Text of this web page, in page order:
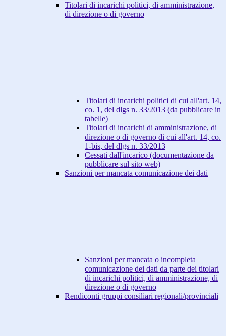
Titolari di incarichi politici, di amministrazione,
di direzione o di governo
Titolari di incarichi politici di cui all'art. 14,
co. 1, del dlgs n. 33/2013 (da pubblicare in
tabelle)
Titolari di incarichi di amministrazione, di
direzione o di governo di cui all'art. 14, co.
1-bis, del dlgs n. 33/2013
Cessati dall'incarico (documentazione da
pubblicare sul sito web)
Sanzioni per mancata comunicazione dei dati
Sanzioni per mancata o incompleta
comunicazione dei dati da parte dei titolari
di incarichi politici, di amministrazione, di
direzione o di governo
Rendiconti gruppi consiliari regionali/provinciali